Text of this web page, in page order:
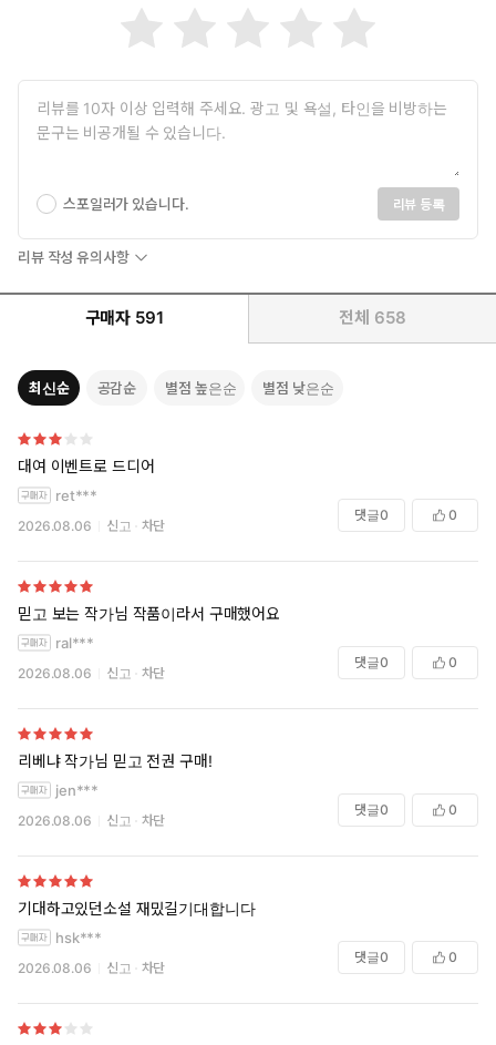
그리고 이들의 불협화음을 부추기는 로렌츠.
“네가 이겼어. 이젠 만족해?”
욕망이라는 이름의 광기로 쓴, 이 재앙 같은 치정극이 막을 내리
는 날
사랑하기에 죽이는 자, 누구일까.
스포일러가 있습니다. 리뷰 등록
리뷰 작성 유의사항
구매자 591 전체 658
최신순 공감순 별점 높은순 별점 낮은순
대여 이벤트로 드디어
ret***
2026.08.06 신고 차단
댓글0 0
믿고 보는 작가님 작품이라서 구매했어요
ral***
2026.08.06 신고 차단
댓글0 0
리베냐 작가님 믿고 전권 구매!
jen***
2026.08.06 신고 차단
댓글0 0
기대하고있던소설 재밌길기대합니다
hsk***
2026.08.06 신고 차단
댓글0 0